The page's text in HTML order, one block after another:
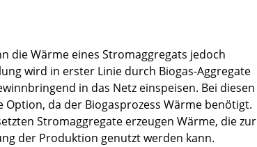
die Wärme eines Stromaggregats jedoch
wird in erster Linie durch Biogas-Aggregate
in das Netz einspeisen. Bei diesen
da der Biogasprozess Wärme benötigt.
Stromaggregate erzeugen Wärme, die zur
der Produktion genutzt werden kann.